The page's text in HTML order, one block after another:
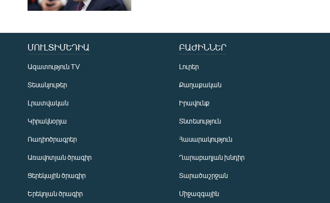
ՄՈՒԼՏԻՄԵԴԻԱ
Ազատություն TV
Տեսանյութեր
Լրատվական
Կիրակնօրյա
Ռադիոծրագրեր
Առավոտյան ծրագիր
Ցերեկային ծրագիր
Երեկոյան ծրագիր
ԲԱԺԻՆՆԵՐ
Լուրեր
Քաղաքական
Իրավունք
Տնտեսություն
Հասարակություն
Ղարաբաղյան խնդիր
Տարածաշրջան
Միջազգային